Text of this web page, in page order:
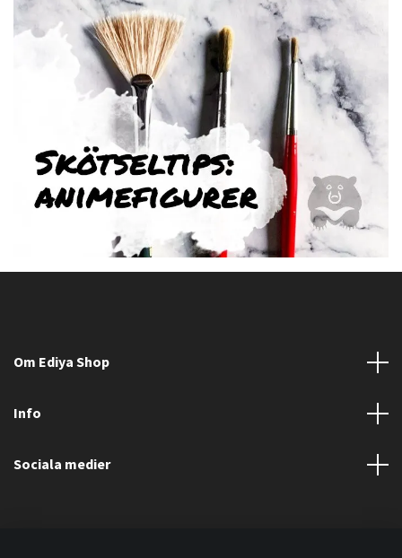
Om Ediya Shop
Info
Sociala medier